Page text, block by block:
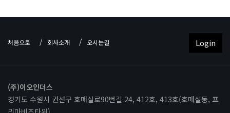
처음으로 회사소개 오시는길 Login
(주)이오인더스
경기도 수원시 권선구 호매실로90번길 24, 412호, 413호(호매실동, 프